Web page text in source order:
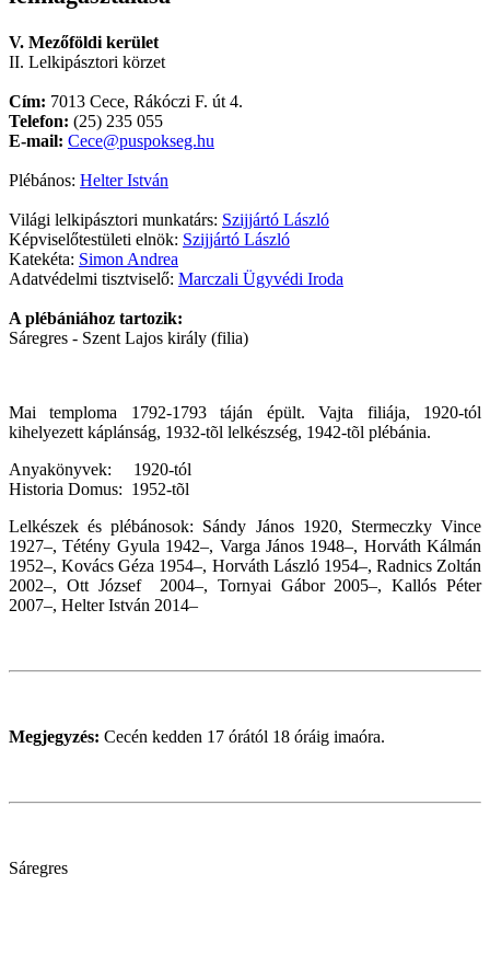
V. Mezőföldi kerület
II. Lelkipásztori körzet
Cím: 7013 Cece, Rákóczi F. út 4.
Telefon: (25) 235 055
E-mail: Cece@puspokseg.hu
Plébános: Helter István
Világi lelkipásztori munkatárs: Szijjártó László
Képviselőtestületi elnök: Szijjártó László
Katekéta: Simon Andrea
Adatvédelmi tisztviselő: Marczali Ügyvédi Iroda
A plébániához tartozik:
Sáregres - Szent Lajos király (filia)
Mai temploma 1792-1793 táján épült. Vajta filiája, 1920-tól
kihelyezett káplánság, 1932-tõl lelkészség, 1942-tõl plébánia.
Anyakönyvek: 1920-tól
Historia Domus: 1952-tõl
Lelkészek és plébánosok: Sándy János 1920, Stermeczky Vince
1927–, Tétény Gyula 1942–, Varga János 1948–, Horváth Kálmán
1952–, Kovács Géza 1954–, Horváth László 1954–, Radnics Zoltán
2002–, Ott József 2004–, Tornyai Gábor 2005–, Kallós Péter
2007–, Helter István 2014–
Megjegyzés: Cecén kedden 17 órától 18 óráig imaóra.
Sáregres